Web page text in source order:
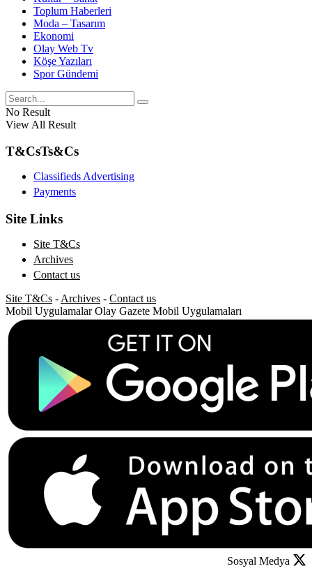
Toplum Haberleri
Moda – Tasarım
Ekonomi
Olay Web Tv
Köşe Yazıları
Spor Gündemi
No Result
View All Result
T&CsTs&Cs
Classifieds Advertising
Payments
Site Links
Site T&Cs
Archives
Contact us
Site T&Cs - Archives - Contact us
Mobil Uygulamalar Olay Gazete Mobil Uygulamaları
Sosyal Medya